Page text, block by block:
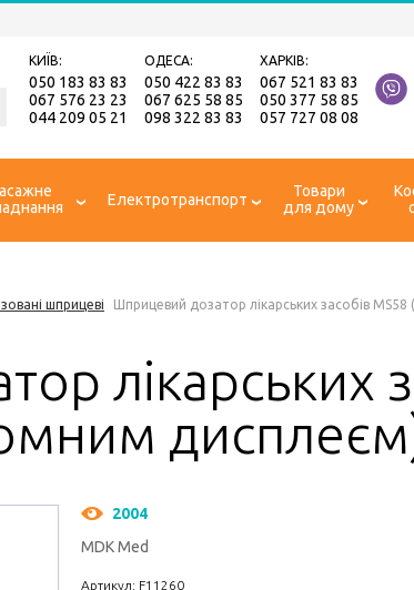
КИЇВ:
050 183 83 83
067 576 23 23
044 209 05 21
ОДЕСА:
050 422 83 83
067 625 58 85
098 322 83 83
ХАРКІВ:
067 521 83 83
050 377 58 85
057 727 08 08
Електротранспорт
Товари
для дому
шприцеві Шприцевий дозатор лікарських засобів
лікарських
2004
MDK Med
Артикул: F11260